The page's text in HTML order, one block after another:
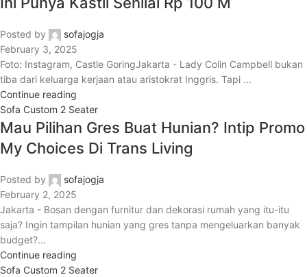
Posted by
sofajogja
February 3, 2025
Foto: Instagram, Castle GoringJakarta - Lady Colin Campbell bukan
tiba dari keluarga kerjaan atau aristokrat Inggris. Tapi ...
Continue reading
Sofa Custom 2 Seater
Mau Pilihan Gres Buat Hunian? Intip Promo
My Choices Di Trans Living
Posted by
sofajogja
February 2, 2025
Jakarta - Bosan dengan furnitur dan dekorasi rumah yang itu-itu
saja? Ingin tampilan hunian yang gres tanpa mengeluarkan banyak
budget?...
Continue reading
Sofa Custom 2 Seater